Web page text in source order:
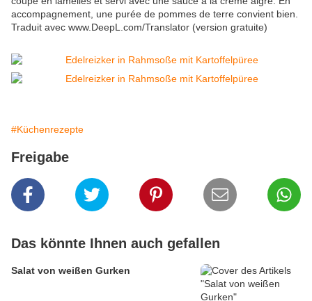
accompagnement, une purée de pommes de terre convient bien.
Traduit avec www.DeepL.com/Translator (version gratuite)
#Küchenrezepte
Freigabe
Das könnte Ihnen auch gefallen
Salat von weißen Gurken